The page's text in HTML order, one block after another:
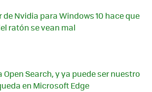
de Nvidia para Windows 10 hace que
ratón se vean mal
Open Search, y ya puede ser nuestro
en Microsoft Edge